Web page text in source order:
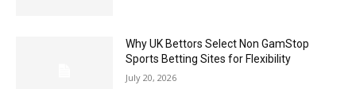
Why UK Bettors Select Non GamStop
Sports Betting Sites for Flexibility
July 20, 2026